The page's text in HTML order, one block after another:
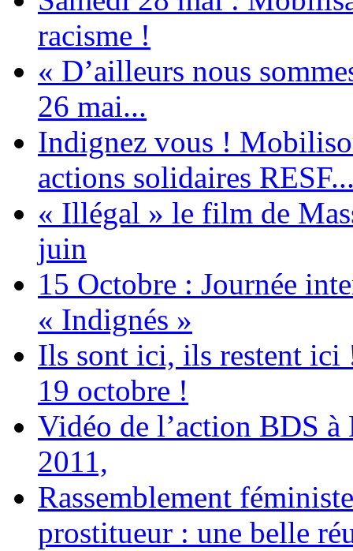
racisme !
« D’ailleurs nous
26 mai...
Indignez vous !
actions solidaires
« Illégal » le film de
juin
15 Octobre : Journée
« Indignés »
Ils sont ici, ils restent ici
19 octobre !
Vidéo de l’action BDS
2011,
Rassemblement
prostitueur : une belle